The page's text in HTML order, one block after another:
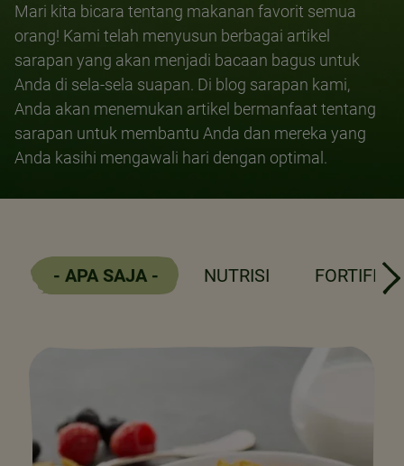
Mari kita bicara tentang makanan favorit semua
orang! Kami telah menyusun berbagai artikel
sarapan yang akan menjadi bacaan bagus untuk
Anda di sela-sela suapan. Di blog sarapan kami,
Anda akan menemukan artikel bermanfaat tentang
sarapan untuk membantu Anda dan mereka yang
Anda kasihi mengawali hari dengan optimal.
- APA SAJA - NUTRISI